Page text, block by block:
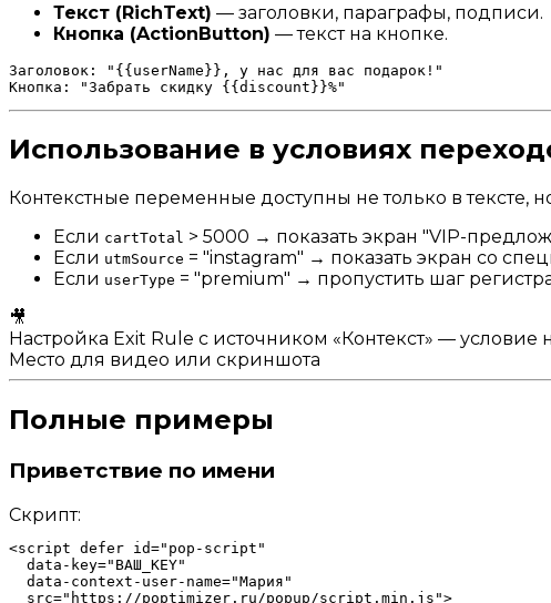
Текст (RichText) — заголовки, параграфы, подписи.
Кнопка (ActionButton) — текст на кнопке.
Заголовок: "{{userName}}, у нас для вас подарок!"
Использование в условиях
Контекстные переменные доступны не только в тексте,
Если cartTotal > 5000 → показать экран "VIP-
Если utmSource = "instagram" → показать экран со
Если userType = "premium" → пропустить шаг
🎥
Настройка Exit Rule с источником «Контекст» — условие
Место для видео или скриншота
Полные примеры
Приветствие по имени
Скрипт:
<script defer id="pop-script"
  data-key="ВАШ_KEY"
  data-context-user-name="Мария"
  src="https://poptimizer.ru/popup/script.min.js">